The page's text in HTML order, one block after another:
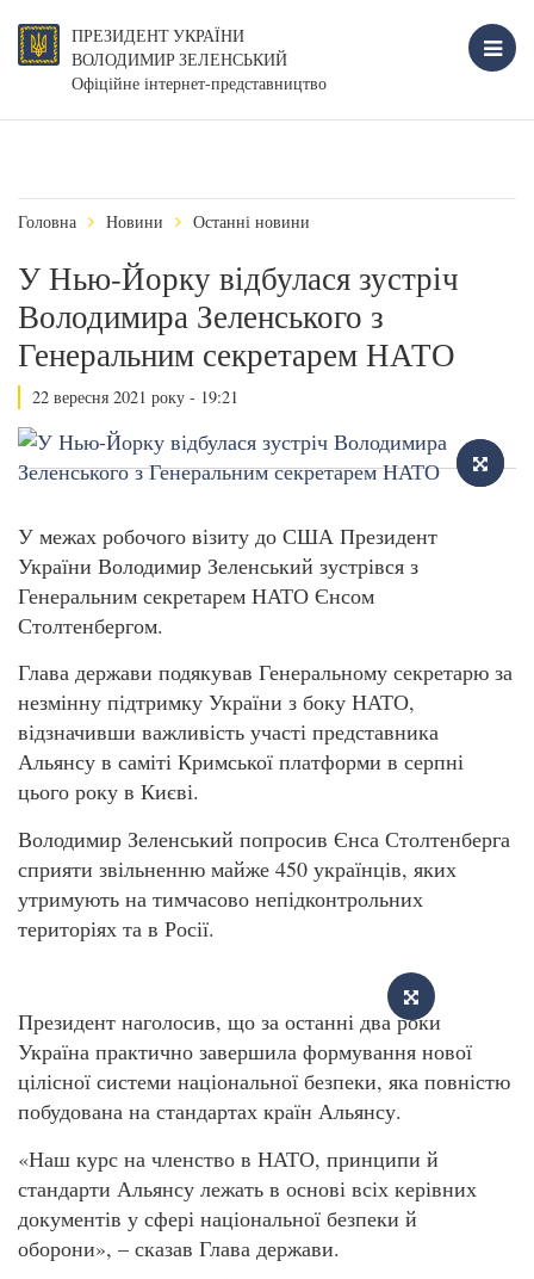
ПРЕЗИДЕНТ УКРАЇНИ
ВОЛОДИМИР ЗЕЛЕНСЬКИЙ
Офіційне інтернет-представництво
Головна Новини Останні новини
У Нью-Йорку відбулася зустріч
Володимира Зеленського з
Генеральним секретарем НАТО
22 вересня 2021 року - 19:21
У межах робочого візиту до США Президент
України Володимир Зеленський зустрівся з
Генеральним секретарем НАТО Єнсом
Столтенбергом.
Глава держави подякував Генеральному секретарю за
незмінну підтримку України з боку НАТО,
відзначивши важливість участі представника
Альянсу в саміті Кримської платформи в серпні
цього року в Києві.
Володимир Зеленський попросив Єнса Столтенберга
сприяти звільненню майже 450 українців, яких
утримують на тимчасово непідконтрольних
територіях та в Росії.
Президент наголосив, що за останні два роки
Україна практично завершила формування нової
цілісної системи національної безпеки, яка повністю
побудована на стандартах країн Альянсу.
«Наш курс на членство в НАТО, принципи й
стандарти Альянсу лежать в основі всіх керівних
документів у сфері національної безпеки й
оборони», – сказав Глава держави.